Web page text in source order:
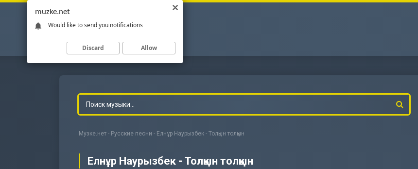
Музке.нет - Русские песни - Елнұр Наурызбек - Толқын толқын
Елнұр Наурызбек - Толқын толқын
muzke.net
Would like to send you notifications
Discard Allow